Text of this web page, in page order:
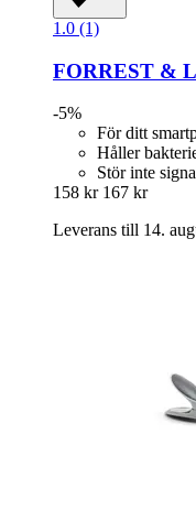
1.0 (1)
FORREST &
-5%
För ditt
Håller
Stör inte
158 kr 167 kr
Leverans till 14.